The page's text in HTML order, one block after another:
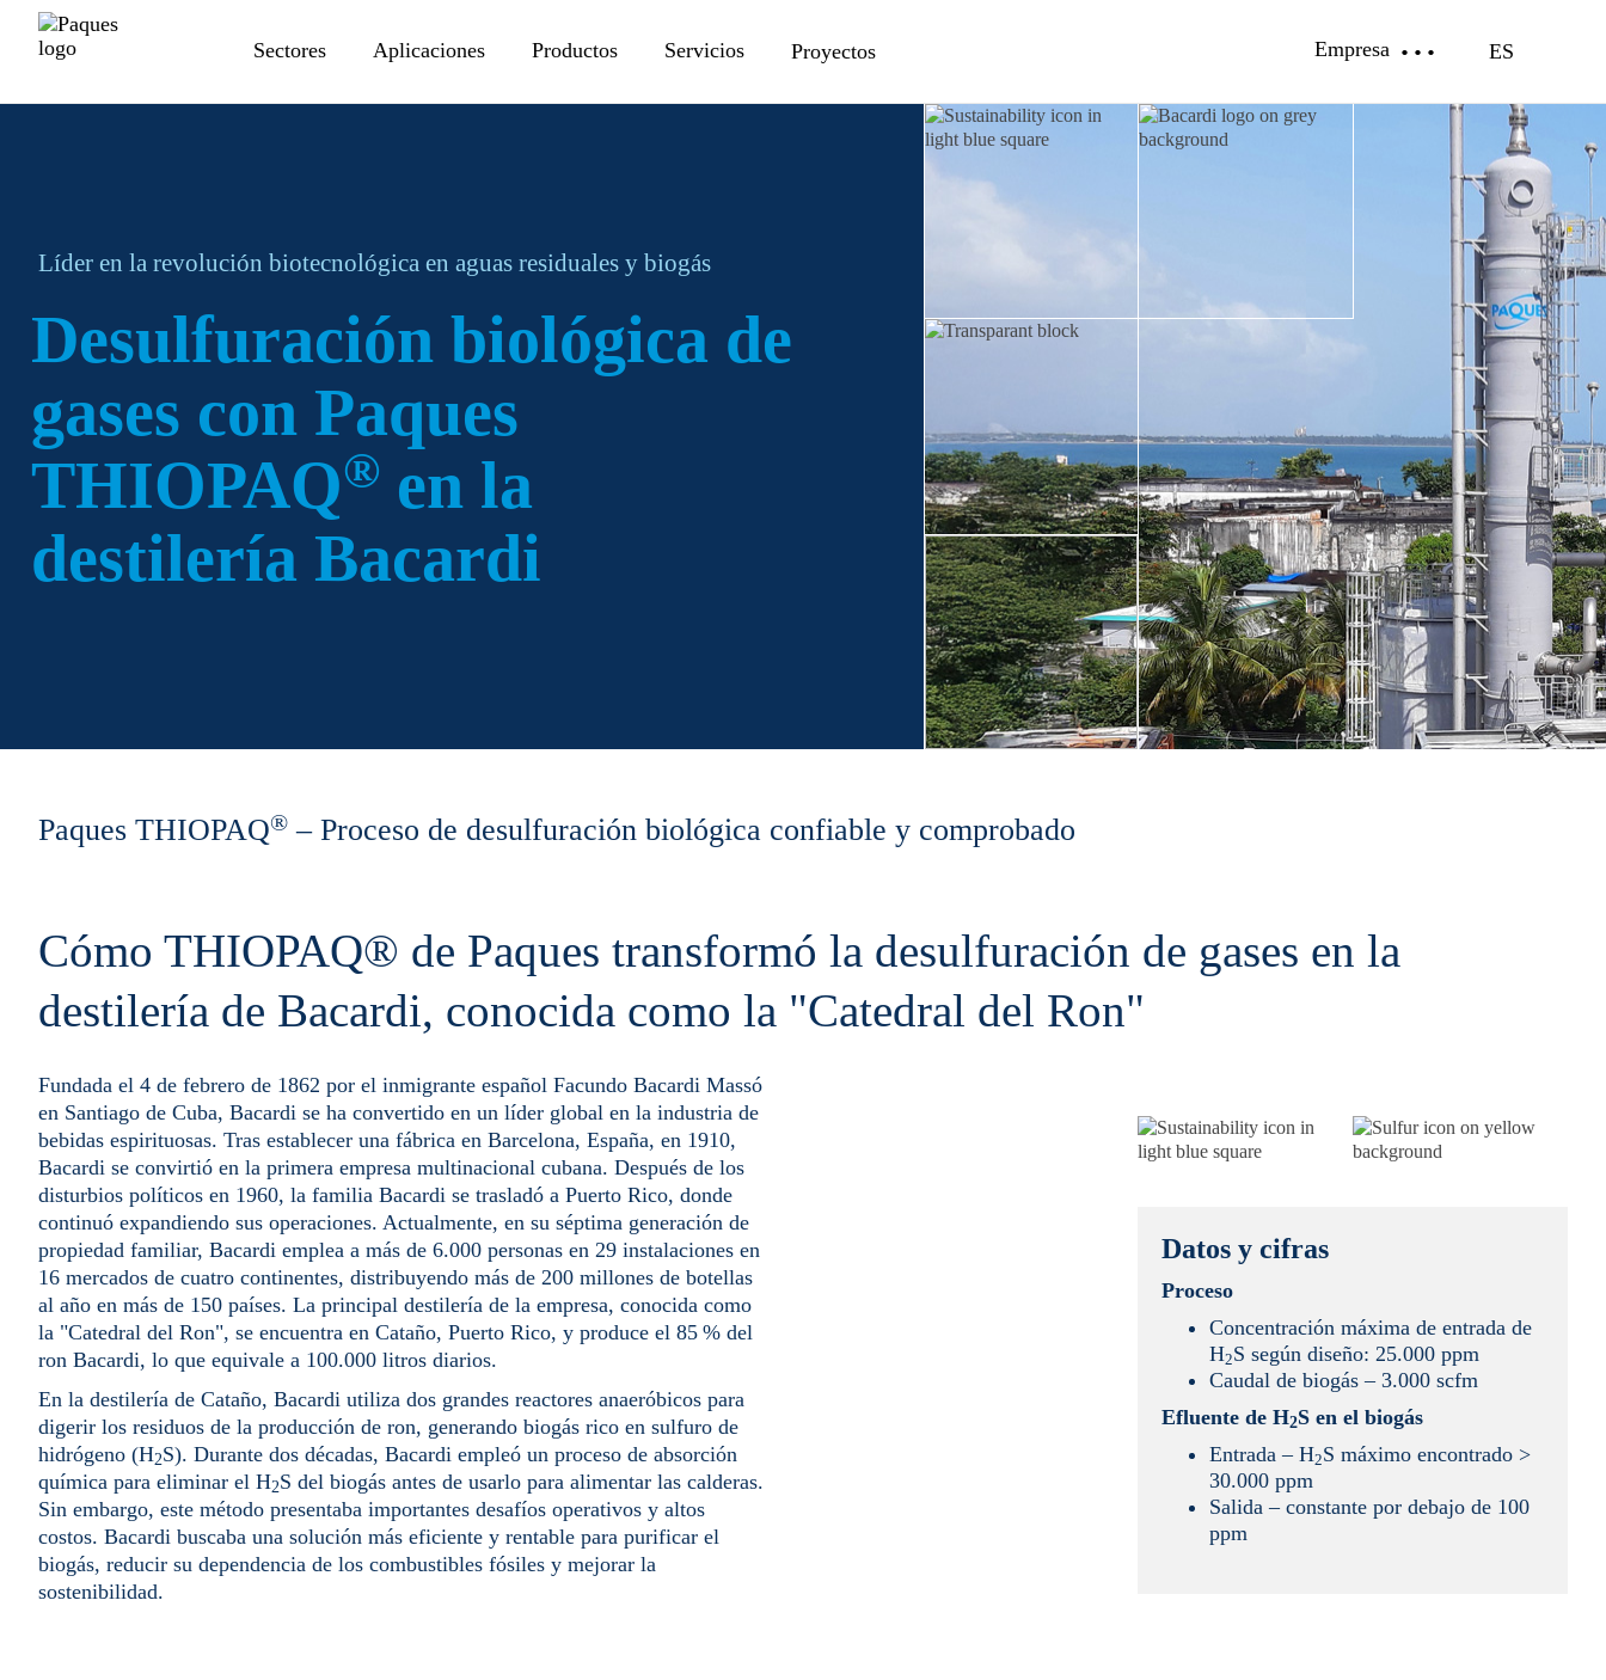
Sectores Aplicaciones Productos Servicios Proyectos Empresa ES
Líder en la revolución biotecnológica en aguas residuales y biogás
Desulfuración biológica de
gases con Paques
THIOPAQ® en la
destilería Bacardi
Paques THIOPAQ® – Proceso de desulfuración biológica confiable y comprobado
Cómo THIOPAQ® de Paques transformó la desulfuración de gases en la
destilería de Bacardi, conocida como la "Catedral del Ron"
Fundada el 4 de febrero de 1862 por el inmigrante español Facundo Bacardi Massó
en Santiago de Cuba, Bacardi se ha convertido en un líder global en la industria de
bebidas espirituosas. Tras establecer una fábrica en Barcelona, España, en 1910,
Bacardi se convirtió en la primera empresa multinacional cubana. Después de los
disturbios políticos en 1960, la familia Bacardi se trasladó a Puerto Rico, donde
continuó expandiendo sus operaciones. Actualmente, en su séptima generación de
propiedad familiar, Bacardi emplea a más de 6.000 personas en 29 instalaciones en
16 mercados de cuatro continentes, distribuyendo más de 200 millones de botellas
al año en más de 150 países. La principal destilería de la empresa, conocida como
la "Catedral del Ron", se encuentra en Cataño, Puerto Rico, y produce el 85 % del
ron Bacardi, lo que equivale a 100.000 litros diarios.
En la destilería de Cataño, Bacardi utiliza dos grandes reactores anaeróbicos para
digerir los residuos de la producción de ron, generando biogás rico en sulfuro de
hidrógeno (H2S). Durante dos décadas, Bacardi empleó un proceso de absorción
química para eliminar el H2S del biogás antes de usarlo para alimentar las calderas.
Sin embargo, este método presentaba importantes desafíos operativos y altos
costos. Bacardi buscaba una solución más eficiente y rentable para purificar el
biogás, reducir su dependencia de los combustibles fósiles y mejorar la
sostenibilidad.
Datos y cifras
Proceso
Concentración máxima de entrada de
H2S según diseño: 25.000 ppm
Caudal de biogás – 3.000 scfm
Efluente de H2S en el biogás
Entrada – H2S máximo encontrado >
30.000 ppm
Salida – constante por debajo de 100
ppm